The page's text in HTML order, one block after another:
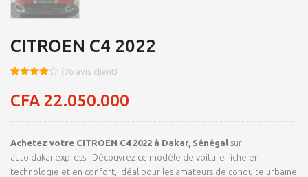
CITROEN C4 2022
sur 5
basé
notations
(76 avis client)
CFA 22.050.000
Achetez votre CITROEN C4 2022 à Dakar, Sénégal sur
auto.dakar.express ! Découvrez ce modèle de voiture riche en
technologie et en confort, idéal pour les amateurs de conduite urbaine